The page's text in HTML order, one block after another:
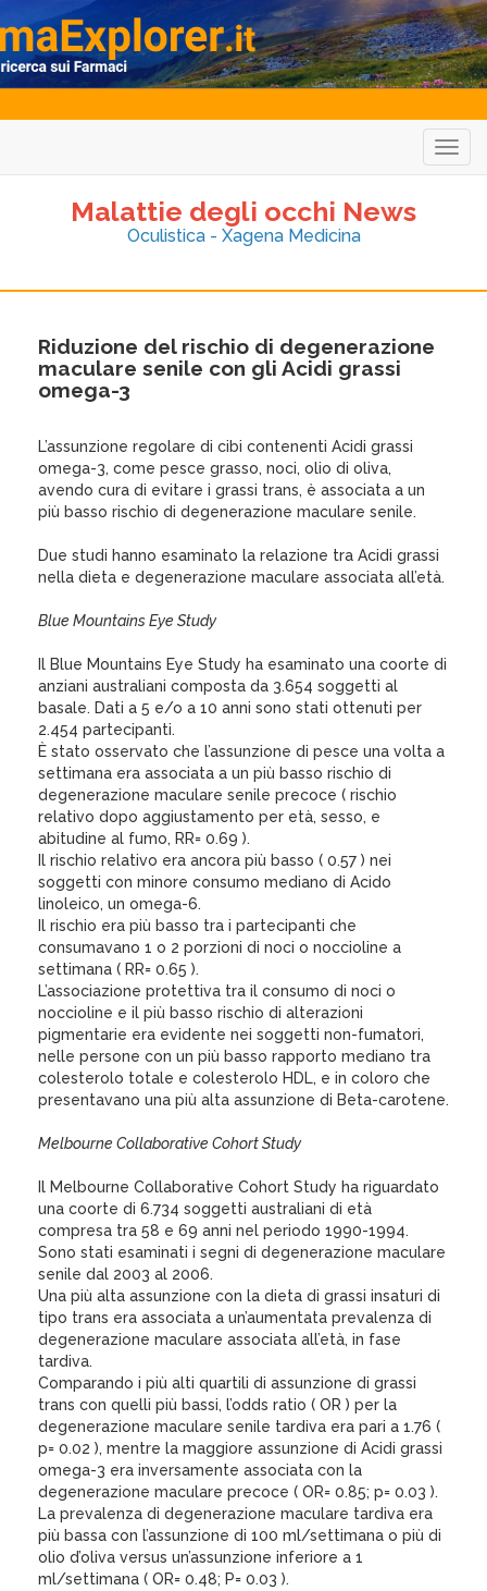
Malattie degli occhi News
Oculistica - Xagena Medicina
Riduzione del rischio di degenerazione
maculare senile con gli Acidi grassi
omega-3
L’assunzione regolare di cibi contenenti Acidi grassi
omega-3, come pesce grasso, noci, olio di oliva,
avendo cura di evitare i grassi trans, è associata a un
più basso rischio di degenerazione maculare senile.
Due studi hanno esaminato la relazione tra Acidi grassi
nella dieta e degenerazione maculare associata all’età.
Blue Mountains Eye Study
Il Blue Mountains Eye Study ha esaminato una coorte di
anziani australiani composta da 3.654 soggetti al
basale. Dati a 5 e/o a 10 anni sono stati ottenuti per
2.454 partecipanti.
È stato osservato che l’assunzione di pesce una volta a
settimana era associata a un più basso rischio di
degenerazione maculare senile precoce ( rischio
relativo dopo aggiustamento per età, sesso, e
abitudine al fumo, RR= 0.69 ).
Il rischio relativo era ancora più basso ( 0.57 ) nei
soggetti con minore consumo mediano di Acido
linoleico, un omega-6.
Il rischio era più basso tra i partecipanti che
consumavano 1 o 2 porzioni di noci o noccioline a
settimana ( RR= 0.65 ).
L’associazione protettiva tra il consumo di noci o
noccioline e il più basso rischio di alterazioni
pigmentarie era evidente nei soggetti non-fumatori,
nelle persone con un più basso rapporto mediano tra
colesterolo totale e colesterolo HDL, e in coloro che
presentavano una più alta assunzione di Beta-carotene.
Melbourne Collaborative Cohort Study
Il Melbourne Collaborative Cohort Study ha riguardato
una coorte di 6.734 soggetti australiani di età
compresa tra 58 e 69 anni nel periodo 1990-1994.
Sono stati esaminati i segni di degenerazione maculare
senile dal 2003 al 2006.
Una più alta assunzione con la dieta di grassi insaturi di
tipo trans era associata a un’aumentata prevalenza di
degenerazione maculare associata all’età, in fase
tardiva.
Comparando i più alti quartili di assunzione di grassi
trans con quelli più bassi, l’odds ratio ( OR ) per la
degenerazione maculare senile tardiva era pari a 1.76 (
p= 0.02 ), mentre la maggiore assunzione di Acidi grassi
omega-3 era inversamente associata con la
degenerazione maculare precoce ( OR= 0.85; p= 0.03 ).
La prevalenza di degenerazione maculare tardiva era
più bassa con l’assunzione di 100 ml/settimana o più di
olio d’oliva versus un’assunzione inferiore a 1
ml/settimana ( OR= 0.48; P= 0.03 ).